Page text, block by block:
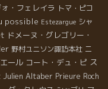
・フェレイラ トマ・ピコ
possible Estezargue シャ
ドメーヌ・グレゴリー・
野村ユニソン諏訪本社 ニ
ール コート・デュ・ピ ス
Julien Altaber Prieure Roch